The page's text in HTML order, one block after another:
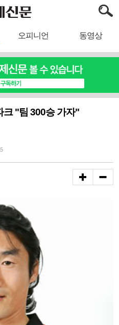
오피니언 동영상
크 "팀 300승 가자"